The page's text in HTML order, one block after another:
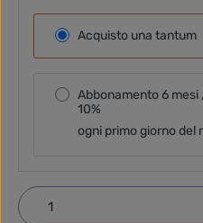
Acquisto una tantum
Abbonamento 6 mesi
10%
ogni primo giorno del
Quantità del prodotto: